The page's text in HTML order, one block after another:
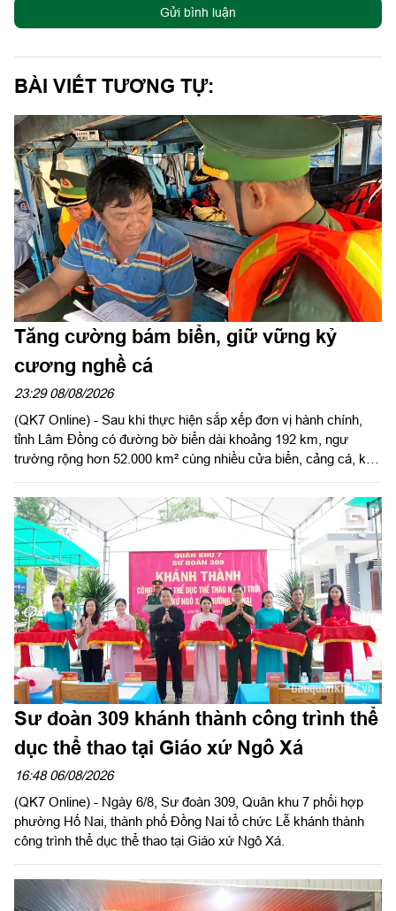
Gửi bình luận
BÀI VIẾT TƯƠNG TỰ:
Tăng cường bám biển, giữ vững kỷ
cương nghề cá
23:29 08/08/2026
(QK7 Online) - Sau khi thực hiện sắp xếp đơn vị hành chính,
tỉnh Lâm Đồng có đường bờ biển dài khoảng 192 km, ngư
trường rộng hơn 52.000 km² cùng nhiều cửa biển, cảng cá, khu
ngư trường trọng điểm của cả nước. Tiềm năng lớn để phát
triển kinh tế biển cũng đặt ra yêu cầu cao trong quản lý hoạt
động khai thác thủy sản. Trong cuộc chiến chống khai thác hải
sản bất hợp pháp, không báo cáo và không theo quy định
(IUU), Bộ đội Biên phòng (BĐBP) tỉnh Lâm Đồng đang phát huy
vai trò nòng cốt, góp phần xây dựng nghề cá hiện đại, có trách
nhiệm và phát triển bền vững.
Sư đoàn 309 khánh thành công trình thể
dục thể thao tại Giáo xứ Ngô Xá
16:48 06/08/2026
(QK7 Online) - Ngày 6/8, Sư đoàn 309, Quân khu 7 phối hợp
phường Hố Nai, thành phố Đồng Nai tổ chức Lễ khánh thành
công trình thể dục thể thao tại Giáo xứ Ngô Xá.